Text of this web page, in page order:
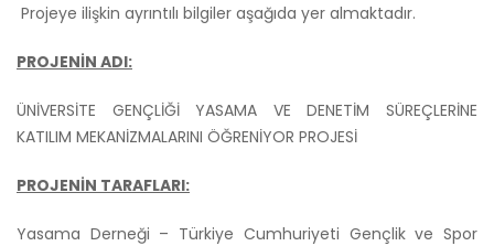
Projeye ilişkin ayrıntılı bilgiler aşağıda yer almaktadır.
PROJENİN ADI:
ÜNİVERSİTE GENÇLİĞİ YASAMA VE DENETİM SÜREÇLERİNE
KATILIM MEKANİZMALARINI ÖĞRENİYOR PROJESİ
PROJENİN TARAFLARI:
Yasama Derneği – Türkiye Cumhuriyeti Gençlik ve Spor